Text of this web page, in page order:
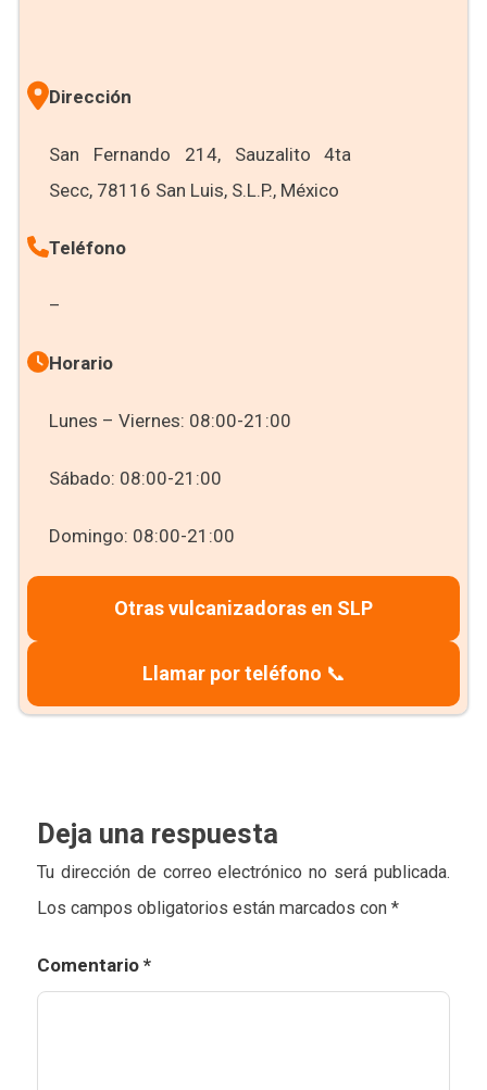
Dirección
San Fernando 214, Sauzalito 4ta
Secc, 78116 San Luis, S.L.P., México
Teléfono
–
Horario
Lunes – Viernes: 08:00-21:00
Sábado: 08:00-21:00
Domingo: 08:00-21:00
Otras vulcanizadoras en SLP
Llamar por teléfono 📞
Deja una respuesta
Tu dirección de correo electrónico no será publicada.
Los campos obligatorios están marcados con *
Comentario *